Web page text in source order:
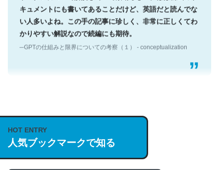
キュメントにも書いてあることだけど、英語だと読んでな
い人多いよね。この手の記事に珍しく、非常に正しくてわ
かりやすい解説なので続編にも期待。
─GPTの仕組みと限界についての考察（１） - conceptualization
説してる記事が少ないので貴重な良記事。/続編来た
https://isobe324649.hatenablog.com/entry/2023/03/27
/064121
─GPTの仕組みと限界についての考察（１） - conceptualization
HOT ENTRY
人気ブックマークで知る